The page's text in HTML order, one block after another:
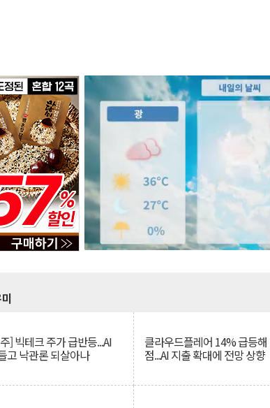
] 빅테크 주가 급반등...AI
고 낙관론 되살아나
클라우드플레어 14% 급등해
점...AI 지출 확대에 전망 상향